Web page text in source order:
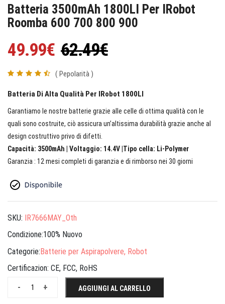
Batteria 3500mAh 1800LI Per IRobot
Roomba 600 700 800 900
49.99€ 62.49€
( Pepolarità )
Batteria Di Alta Qualità Per IRobot 1800LI
Garantiamo le nostre batterie grazie alle celle di ottima qualità con le
quali sono costruite, ciò assicura un’altissima durabilità grazie anche al
design costruttivo privo di difetti.
Capacità: 3500mAh | Voltaggio: 14.4V |Tipo cella: Li-Polymer
Garanzia : 12 mesi completi di garanzia e di rimborso nei 30 giorni
SKU: IR7666MAY_Oth
Condizione:100% Nuovo
Categorie:Batterie per Aspirapolvere, Robot
Certificazion: CE, FCC, RoHS
+
- AGGIUNGI AL CARRELLO